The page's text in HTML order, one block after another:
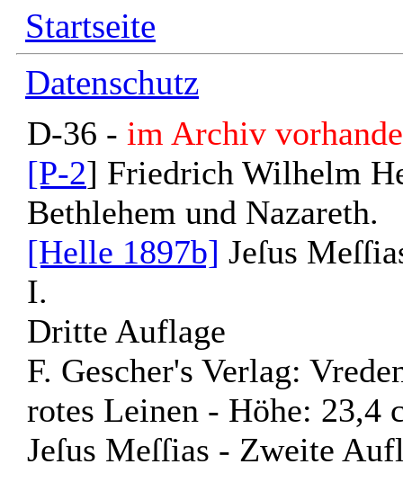
Startseite
Datenschutz
D-36 - im Archiv
[P-2] Friedrich Wilhelm
Bethlehem und Nazareth.
[Helle 1897b] Jeſus
I.
Dritte Auflage
F. Gescher's Verlag:
rotes Leinen - Höhe: 23,4
Jeſus Meſſias - Zweite